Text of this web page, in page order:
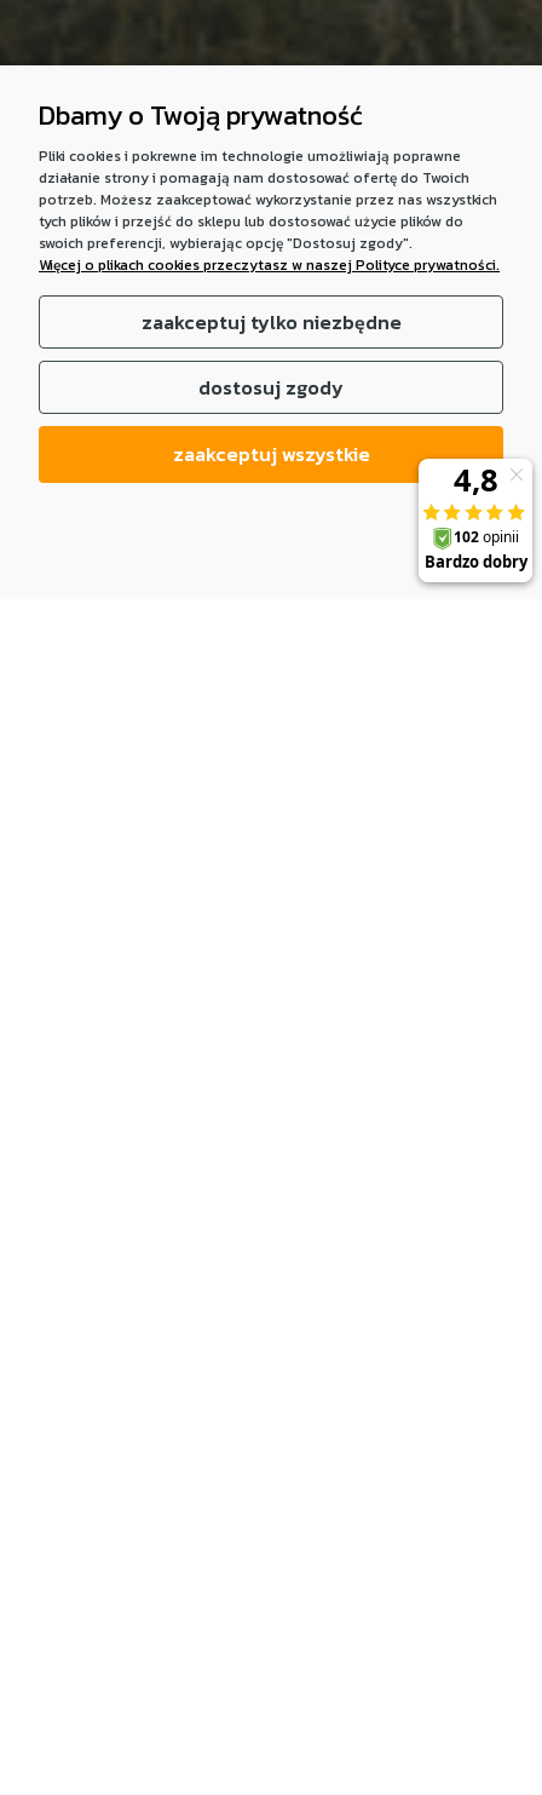
Dbamy o Twoją prywatność
Pliki cookies i pokrewne im technologie umożliwiają poprawne
działanie strony i pomagają nam dostosować ofertę do Twoich
potrzeb. Możesz zaakceptować wykorzystanie przez nas wszystkich
tych plików i przejść do sklepu lub dostosować użycie plików do
swoich preferencji, wybierając opcję "Dostosuj zgody".
Więcej o plikach cookies przeczytasz w naszej Polityce prywatności.
zaakceptuj tylko niezbędne
dostosuj zgody
zaakceptuj wszystkie